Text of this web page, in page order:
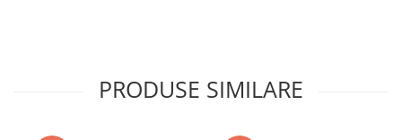
PRODUSE SIMILARE